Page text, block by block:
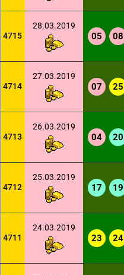
4715
28.03.2019
05 08
4714
27.03.2019
07 25
4713
26.03.2019
04 20
4712
25.03.2019
17 19
4711
24.03.2019
23 24